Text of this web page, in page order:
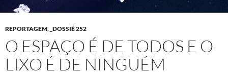
REPORTAGEM, _DOSSIÊ 252
O ESPAÇO É DE TODOS E O
LIXO É DE NINGUÉM